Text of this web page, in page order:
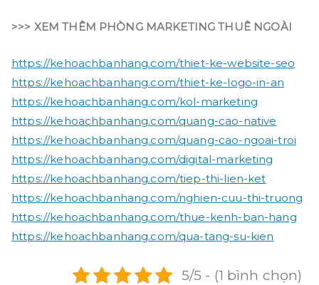
>>> XEM THÊM PHÒNG MARKETING THUÊ NGOÀI
https://kehoachbanhang.com/thiet-ke-website-seo
https://kehoachbanhang.com/thiet-ke-logo-in-an
https://kehoachbanhang.com/kol-marketing
https://kehoachbanhang.com/quang-cao-native
https://kehoachbanhang.com/quang-cao-ngoai-troi
https://kehoachbanhang.com/digital-marketing
https://kehoachbanhang.com/tiep-thi-lien-ket
https://kehoachbanhang.com/nghien-cuu-thi-truong
https://kehoachbanhang.com/thue-kenh-ban-hang
https://kehoachbanhang.com/qua-tang-su-kien
5/5 - (1 bình chọn)